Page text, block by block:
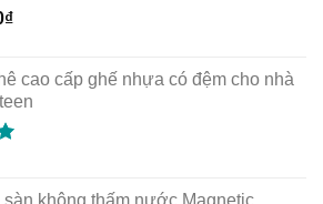
₫
cao cấp ghế nhựa có đệm cho nhà
sàn không thấm nước Magnetic